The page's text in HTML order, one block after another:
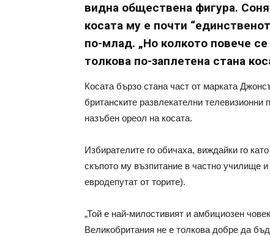
видна обществена фигура.
косата му е почти
по-млад. „Но колкото повече
толкова по-заплетена стана
Косата бързо стана част от марката
британските развлекателни телевизионни
назъбен ореол на косата.
Избирателите го обичаха, виждайки го
скъпото му възпитание в частно училище
евродепутат от торите).
„Той е най-милостивият и амбициозен
Великобритания не е толкова добре да